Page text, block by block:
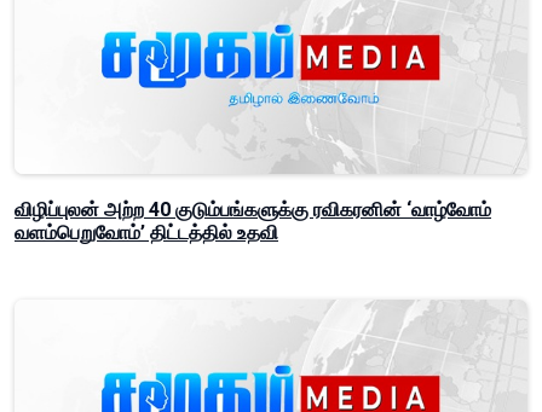
விழிப்புலன் அற்ற 40 குடும்பங்களுக்கு ரவிகரனின் ‘வாழ்வோம்
வளம்பெறுவோம்’ திட்டத்தில் உதவி